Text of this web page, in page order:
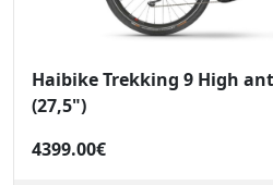
Haibike Trekking 9 High
(27,5")
4399.00€